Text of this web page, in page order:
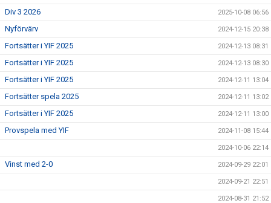
Div 3 2026 2025-10-08 06:56
Nyförvärv 2024-12-15 20:38
Fortsätter i YIF 2025 2024-12-13 08:31
Fortsätter i YIF 2025 2024-12-13 08:30
Fortsätter i YIF 2025 2024-12-11 13:04
Fortsätter spela 2025 2024-12-11 13:02
Fortsätter i YIF 2025 2024-12-11 13:00
Provspela med YIF 2024-11-08 15:44
2024-10-06 22:14
Vinst med 2-0 2024-09-29 22:01
2024-09-21 22:51
2024-08-31 21:52